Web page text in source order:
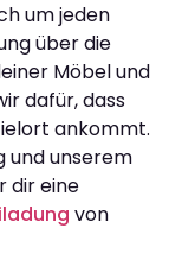
um jeden
über die
Möbel und
dafür, dass
ankommt.
und unserem
dir eine
von